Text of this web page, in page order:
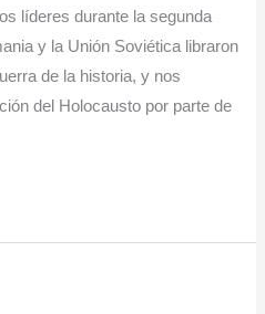
líderes durante la segunda
y la Unión Soviética libraron
de la historia, y nos
del Holocausto por parte de